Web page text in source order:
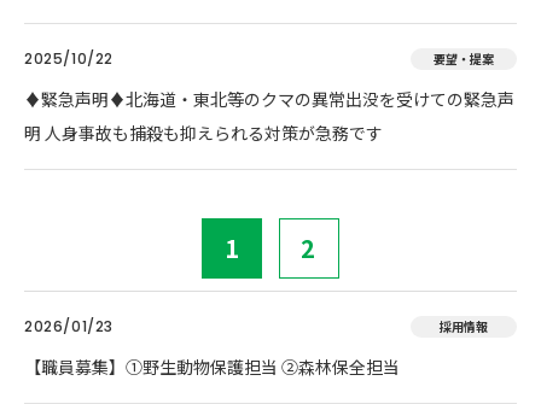
2025/10/22 要望・提案
♦️緊急声明♦️北海道・東北等のクマの異常出没を受けての緊急声
明 人身事故も捕殺も抑えられる対策が急務です
1 2
2026/01/23 採用情報
【職員募集】①野生動物保護担当 ②森林保全担当